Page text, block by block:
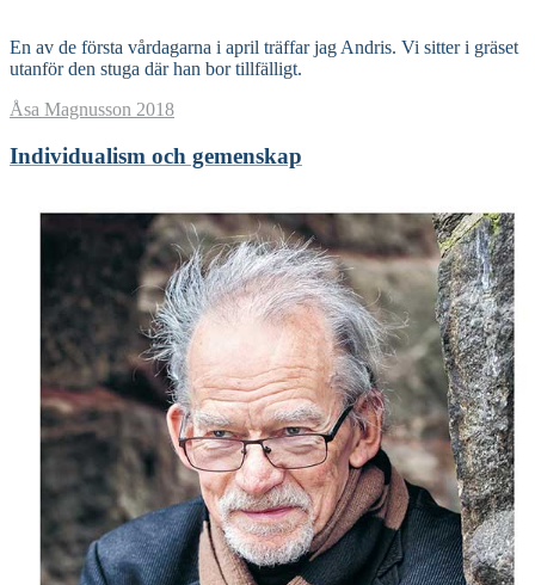
En av de första vårdagarna i april träffar jag Andris. Vi sitter i gräset
utanför den stuga där han bor tillfälligt.
Åsa Magnusson 2018
Individualism och gemenskap